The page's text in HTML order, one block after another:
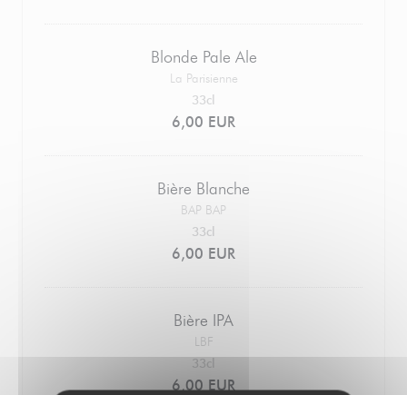
Blonde Pale Ale
La Parisienne
6,00 EUR
33cl
Bière Blanche
BAP BAP
6,00 EUR
33cl
Bière IPA
LBF
6,00 EUR
33cl